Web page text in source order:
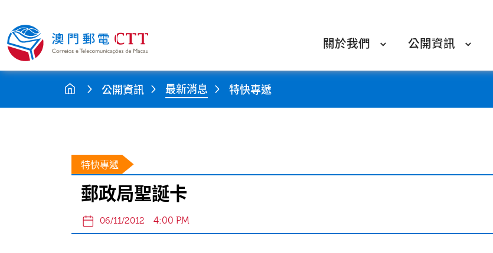
關於我們 公開資訊
公開資訊 最新消息 特快專遞
特快專遞
郵政局聖誕卡
06/11/2012 4:00 PM